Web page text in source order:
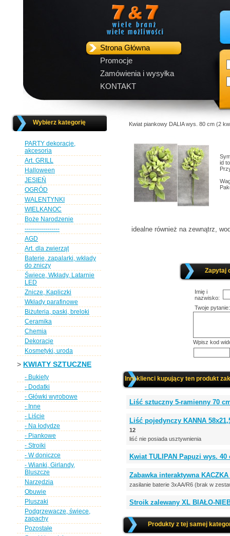
Strona Główna
Promocje
Zamówienia i wysyłka
KONTAKT
Wybierz kategorię
PARTY dekoracje,
akcesoria
Art. GRILL
Halloween
JESIEŃ
OGRÓD
WALENTYNKI
WIELKANOC
Boże Narodzenie
-----------------
AGD
Art. dla zwierząt
Baterie, zapalarki, wkłady
do zniczy
Świece, Wkłady, Latarnie
LED
Znicze, Kapliczki
Wkłady parafinowe
Biżuteria, paski, breloki
Ceramika
Chemia
Dekoracje
Kosmetyki, uroda
> KWIATY SZTUCZNE
- Bukiety
- Dodatki
- Główki wyrobowe
- Inne
- Liście
- Na łodydze
- Piankowe
- Stroiki
- W doniczce
- Wianki, Girlandy,
Bluszcze
Narzędzia
Obuwie
Pluszaki
Podgrzewacze, świece,
zapachy
Pozostałe
Kwiat piankowy DALIA wys. 80 cm (2
id
idealne również na zewnątrz,
Zapytaj
Imię i
nazwisko:
Twoje pytanie:
Wpisz kod
Inni klienci kupujący ten produkt
Liść sztuczny 5-ramienny 70
Liść pojedynczy KANNA
12
liść nie posiada usztywnienia
Kwiat TULIPAN Papuzi wys.
Zabawka interaktywna
zasilanie baterie 3xAA/R6 (brak w
Stroik zalewany XL BIAŁO-
Produkty z tej samej